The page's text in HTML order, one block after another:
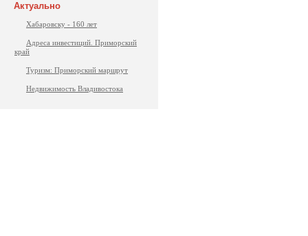
Актуально
Хабаровску - 160 лет
Адреса инвестиций. Приморский
край
Туризм: Приморский маршрут
Недвижимость Владивостока